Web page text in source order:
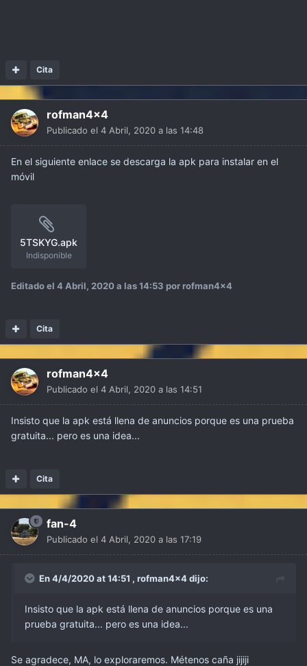
Cita
rofman4x4
Publicado el 4 Abril, 2020 a las 14:48
En el siguiente enlace se descarga la apk para instalar en el
móvil
5TSKYG.apk
Indisponible
Editado el 4 Abril, 2020 a las 14:53 por rofman4x4
Cita
rofman4x4
Publicado el 4 Abril, 2020 a las 14:51
Insisto que la apk está llena de anuncios porque es una prueba
gratuita... pero es una idea...
Cita
fan-4
Publicado el 4 Abril, 2020 a las 17:19
En 4/4/2020 at 14:51 , rofman4x4dijo:
Insisto que la apk está llena de anuncios porque es una
prueba gratuita... pero es una idea...
Se agradece, MA, lo exploraremos. Métenos caña jijiji